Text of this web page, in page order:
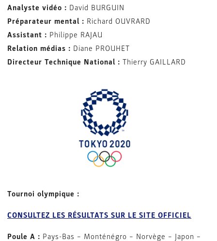
Analyste vidéo : David BURGUIN
Préparateur mental : Richard OUVRARD
Assistant : Philippe RAJAU
Relation médias : Diane PROUHET
Directeur Technique National : Thierry GAILLARD
Tournoi olympique :
CONSULTEZ LES RÉSULTATS SUR LE SITE OFFICIEL
Poule A : Pays-Bas – Monténégro – Norvège – Japon –